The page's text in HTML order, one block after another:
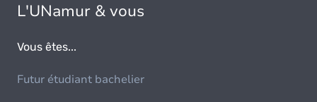
L'UNamur & vous
Vous êtes...
Futur étudiant bachelier